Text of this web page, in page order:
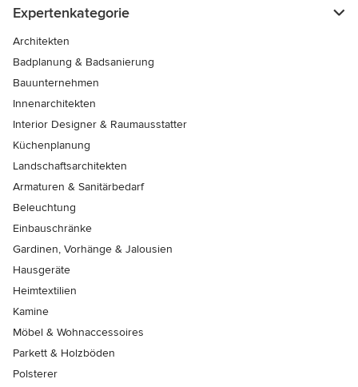
Expertenkategorie
Architekten
Badplanung & Badsanierung
Bauunternehmen
Innenarchitekten
Interior Designer & Raumausstatter
Küchenplanung
Landschaftsarchitekten
Armaturen & Sanitärbedarf
Beleuchtung
Einbauschränke
Gardinen, Vorhänge & Jalousien
Hausgeräte
Heimtextilien
Kamine
Möbel & Wohnaccessoires
Parkett & Holzböden
Polsterer